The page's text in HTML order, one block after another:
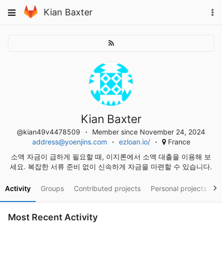
to
Toggle
Kian Baxter
Kian Baxter
@kian49v4478509
Member since November 24, 2024
address@yoenjins.com
ezloan.io/
France
소액 자금이 급하게 필요할 때, 이지론에서 소액 대출을 이용해 보
세요. 복잡한 서류 준비 없이 신속하게 자금을 마련할 수 있습니다.
Activity Groups Contributed projects Personal projects
Most Recent Activity